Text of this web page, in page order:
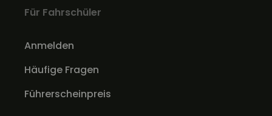
Für Fahrschüler
Anmelden
Häufige Fragen
Führerscheinpreis